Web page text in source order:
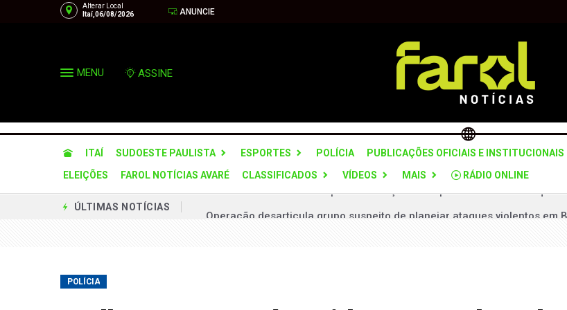
Alterar Local
Itaí,06/08/2026
ANUNCIE
MENU ASSINE
ITAÍ SUDOESTE PAULISTA ESPORTES POLÍCIA PUBLICAÇÕES OFICIAIS E INSTITUCIONAIS
ELEIÇÕES
FAROL NOTÍCIAS AVARÉ CLASSIFICADOS VÍDEOS MAIS RÁDIO ONLINE
ÚLTIMAS NOTÍCIAS
Procurador explica modelo jurídico para realização da Emapa 2026 sem
POLÍCIA